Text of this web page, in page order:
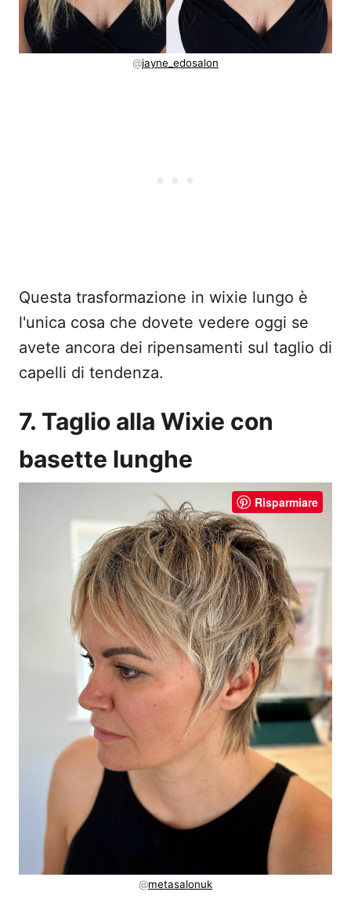
@jayne_edosalon
Questa trasformazione in wixie lungo è
l'unica cosa che dovete vedere oggi se
avete ancora dei ripensamenti sul taglio di
capelli di tendenza.
7. Taglio alla Wixie con
basette lunghe
Risparmiare
@metasalonuk